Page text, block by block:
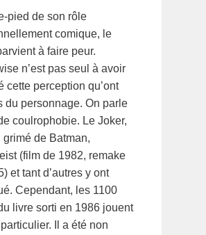
pied de son rôle
comique, le
à faire peur.
n’est pas seul à avoir
cette perception qu’ont
du personnage. On parle
coulrophobie. Le Joker,
grimé de Batman,
(film de 1982, remake
et tant d’autres y ont
Cependant, les 1100
livre sorti en 1986 jouent
Il a été non